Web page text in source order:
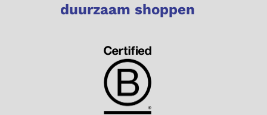
duurzaam shoppen